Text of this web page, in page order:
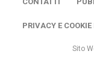
PRIVACY E
Sito